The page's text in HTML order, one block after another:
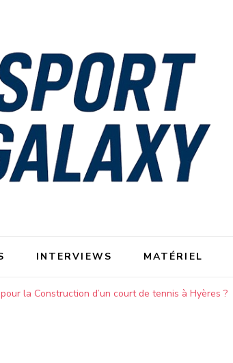
INTERVIEWS MATÉRIEL
la Construction d’un court de tennis à Hyères ?